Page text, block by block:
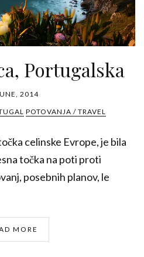
Portugalska
2014
POTOVANJA / TRAVEL
celinske Evrope, je bila
točka na poti proti
posebnih planov, le
MORE